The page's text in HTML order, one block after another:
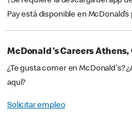
Pay está disponible en
McDonald's Careers Athens,
¿Te gusta comer en McDonald's?
aquí?
Solicitar empleo